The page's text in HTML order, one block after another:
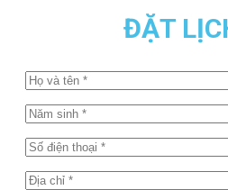
ĐẶT